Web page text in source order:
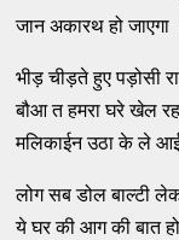
जान अकारथ हो जाएगा
भीड़ चीड़ते हुए पड़ोसी
बौआ त हमरा घरे खेल
मलिकाईन उठा के ले
लोग सब डोल बाल्टी
ये घर की आग की बात